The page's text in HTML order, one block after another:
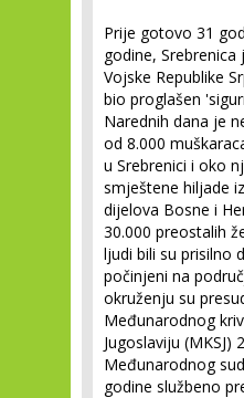
Prije gotovo 31
godine, Srebrenica
Vojske Republike
bio proglašen
Narednih dana je
od 8.000
u Srebrenici i oko
smještene hiljade
dijelova Bosne i
30.000 preostalih
ljudi bili su prisilno
počinjeni na
okruženju su
Međunarodnog
Jugoslaviju (MKSJ)
Međunarodnog
godine službeno